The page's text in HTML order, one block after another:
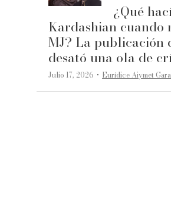
¿Qué
Kardashian cuando
MJ? La publicación
desató una ola de
Julio 17, 2026 ·Eurídice Aiymet